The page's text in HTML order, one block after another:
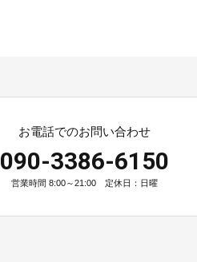
お電話でのお問い合わせ
090-3386-6150
営業時間 8:00～21:00 定休日：日曜